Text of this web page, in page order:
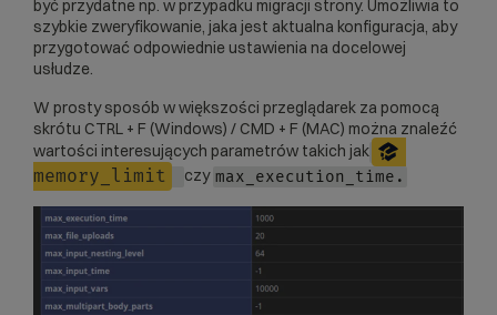
być przydatne np. w przypadku migracji strony. Umożliwia to
szybkie zweryfikowanie, jaka jest aktualna konfiguracja, aby
przygotować odpowiednie ustawienia na docelowej
usłudze.
W prosty sposób w większości przeglądarek za pomocą
skrótu CTRL + F (Windows) / CMD + F (MAC) można znaleźć
wartości interesujących parametrów takich jak
memory_limit czy max_execution_time.